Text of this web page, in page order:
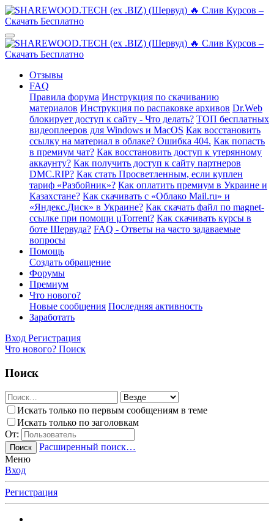
Отзывы
FAQ
Правила форума Инструкция по скачиванию
материалов Инструкция по распаковке архивов Dr.Web
блокирует доступ к сайту - Что делать? ТОП бесплатных
видеоплееров для Windows и MacOS Как восстановить
ссылку на материал в облаке? Ошибка 404. Как попасть
в премиум чат? Как восстановить доступ к утерянному
аккаунту? Как получить доступ к сайту партнеров
DMC.RIP? Как стать Просветленным, если куплен
тариф «Разбойник»? Как оплатить премиум в Украине и
Казахстане? Как скачивать с «Облако Mail.ru» и
«Яндекс.Диск» в Украине? Как скачать файл по magnet-
ссылке при помощи µTorrent? Как скачивать курсы в
боте Шервуда? FAQ - Ответы на часто задаваемые
вопросы
Помощь
Создать обращение
Форумы
Премиум
Что нового?
Новые сообщения Последняя активность
Заработать
Вход Регистрация
Что нового? Поиск
Поиск
Искать только по первым сообщениям в теме
Искать только по заголовкам
От:
Поиск
Расширенный поиск…
Меню
Вход
Регистрация